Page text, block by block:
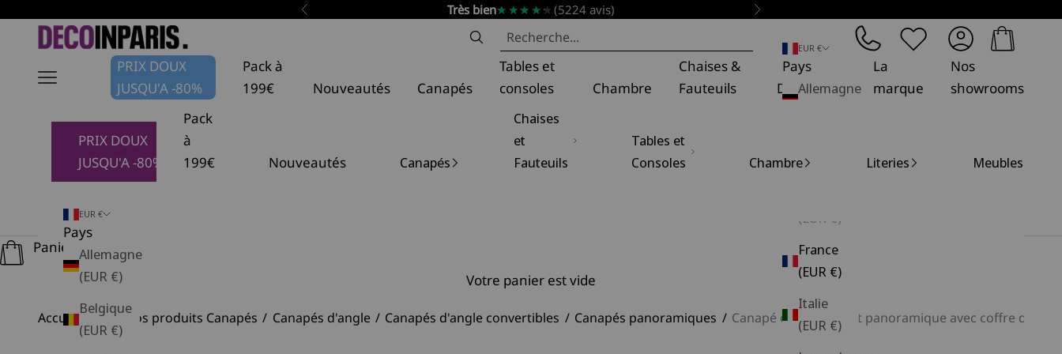
Précédent Très bien★★★★★
★★★★★ (5224 avis) Suivant
DécoInParis
EUR €
Pays
Allemagne
(EUR €)
(EUR €)
France
(EUR €)
Italie
(EUR €)
Panier
PRIX DOUX
JUSQU'A -80%
Pack à
199€
Nouveautés Canapés
Tables et
consoles
Chambre
Chaises &
Fauteuils
Décoration
La
marque
Nos
showrooms
PRIX DOUX
JUSQU'A -80%
Pack
à
199€
Nouveautés Canapés
Chaises
et
Fauteuils
Tables et
Consoles
Chambre Literies Meubles
EUR €
Pays
Allemagne
(EUR €)
Belgique
(EUR €)
Panier
Votre panier est vide
Accueil Tous nos produits Canapés Canapés d'angle Canapés d'angle convertibles Canapés panoramiques Canapé convertible et panoramique avec coffre de